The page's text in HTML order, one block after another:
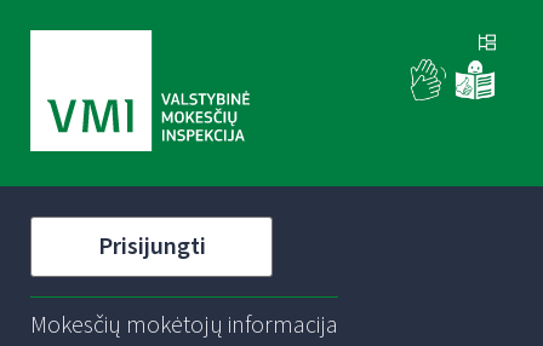
Prisijungti
Mokesčių mokėtojų informacija